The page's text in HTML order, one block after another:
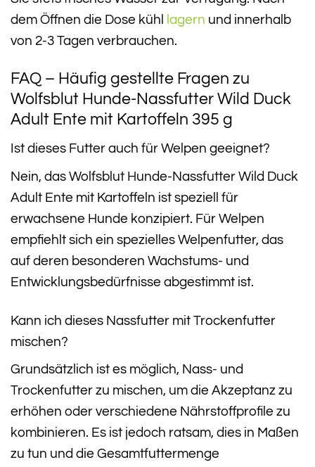
dem Öffnen die Dose kühl
lagern und innerhalb
von 2-3 Tagen verbrauchen.
FAQ – Häufig gestellte Fragen zu
Wolfsblut Hunde-Nassfutter Wild Duck
Adult Ente mit Kartoffeln 395 g
Ist dieses Futter auch für Welpen geeignet?
Nein, das Wolfsblut Hunde-Nassfutter Wild Duck
Adult Ente mit Kartoffeln ist speziell für
erwachsene Hunde konzipiert. Für Welpen
empfiehlt sich ein spezielles Welpenfutter, das
auf deren besonderen Wachstums- und
Entwicklungsbedürfnisse abgestimmt ist.
Kann ich dieses Nassfutter mit Trockenfutter
mischen?
Grundsätzlich ist es möglich, Nass- und
Trockenfutter zu mischen, um die Akzeptanz zu
erhöhen oder verschiedene Nährstoffprofile zu
kombinieren. Es ist jedoch ratsam, dies in Maßen
zu tun und die Gesamtfuttermenge